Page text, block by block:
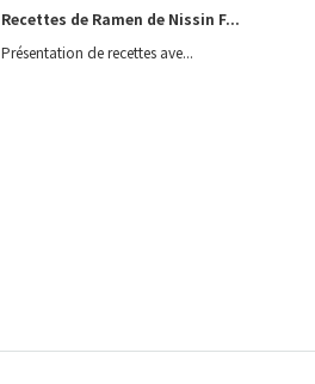
Recettes de Ramen de Nissin F...
Présentation de recettes ave...